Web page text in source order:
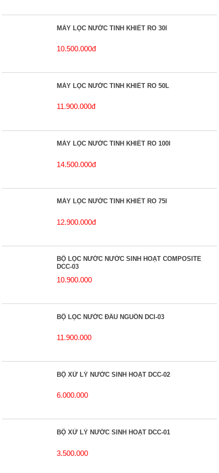
MÁY LỌC NƯỚC TINH KHIẾT RO 30l
10.500.000đ
MÁY LỌC NƯỚC TINH KHIẾT RO 50L
11.900.000đ
MÁY LỌC NƯỚC TINH KHIẾT RO 100l
14.500.000đ
MÁY LỌC NƯỚC TINH KHIẾT RO 75l
12.900.000đ
BỘ LỌC NƯỚC NƯỚC SINH HOẠT COMPOSITE
DCC-03
10.900.000
BỘ LỌC NƯỚC ĐẦU NGUỒN DCI-03
11.900.000
BỘ XỬ LÝ NƯỚC SINH HOẠT DCC-02
6.000.000
BỘ XỬ LÝ NƯỚC SINH HOẠT DCC-01
3.500.000